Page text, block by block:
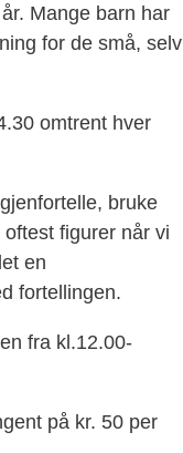
Mange barn har
for de små, selv
omtrent hver
bruke
figurer når vi
en
fortellingen.
fra kl.12.00-
på kr. 50 per